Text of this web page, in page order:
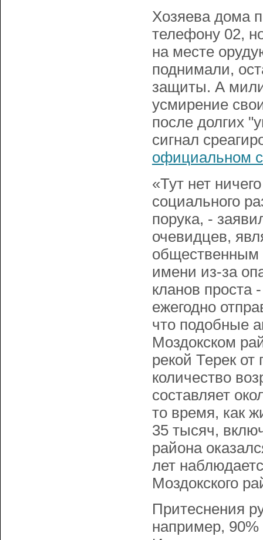
Хозяева дома
телефону 02,
на месте
поднимали,
защиты. А
усмирение
после долгих
сигнал
официальном
«Тут нет
социального
порука, -
очевидцев,
общественным
имени из-за
кланов проста
ежегодно
что подобные
Моздокском
рекой Терек
количество
составляет
то время, как
35 тысяч,
района
лет
Моздокского
Притеснения
например, 90%